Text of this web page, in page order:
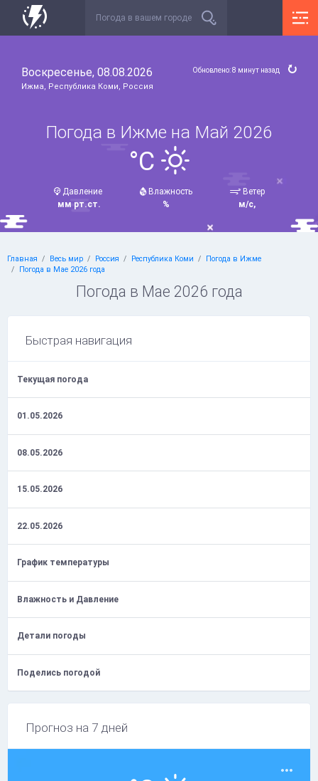
Воскресенье, 08.08.2026
Ижма, Республика Коми, Россия
Обновлено: 8 минут назад
Погода в Ижме на Май 2026
°C
Давление
мм рт.ст.
Влажность
%
Ветер
м/с,
Главная Весь мир Россия Республика Коми
Погода в Ижме
Погода в Мае 2026 года
Погода в Мае 2026 года
Быстрая навигация
Текущая погода
01.05.2026
08.05.2026
15.05.2026
22.05.2026
График температуры
Влажность и Давление
Детали погоды
Поделись погодой
Прогноз на 7 дней